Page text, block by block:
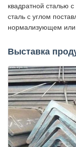
квадратной сталью
сталь с углом
нормализующем или
Выставка